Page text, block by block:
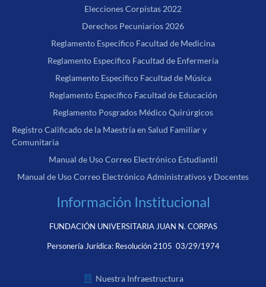
Elecciones Corpistas 2022
Derechos Pecuniarios 2026
Reglamento Específico Facultad de Medicina
Reglamento Específico Facultad de Enfermería
Reglamento Específico Facultad de Música
Reglamento Específico Facultad de Educación
Reglamento Posgrados Médico Quirúrgicos
Registro Calificado de la Maestría en Salud Familiar y
Comunitaria
Manual de Uso Correo Electrónico Estudiantil
Manual de Uso Correo Electrónico Administrativos y Docentes
Información Institucional
FUNDACIÓN UNIVERSITARIA JUAN N. CORPAS
Personería Jurídica: Resolución 2105 03/29/1974
Nuestra Infraestructura